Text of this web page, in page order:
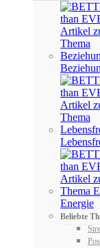
Energie
Beliebte